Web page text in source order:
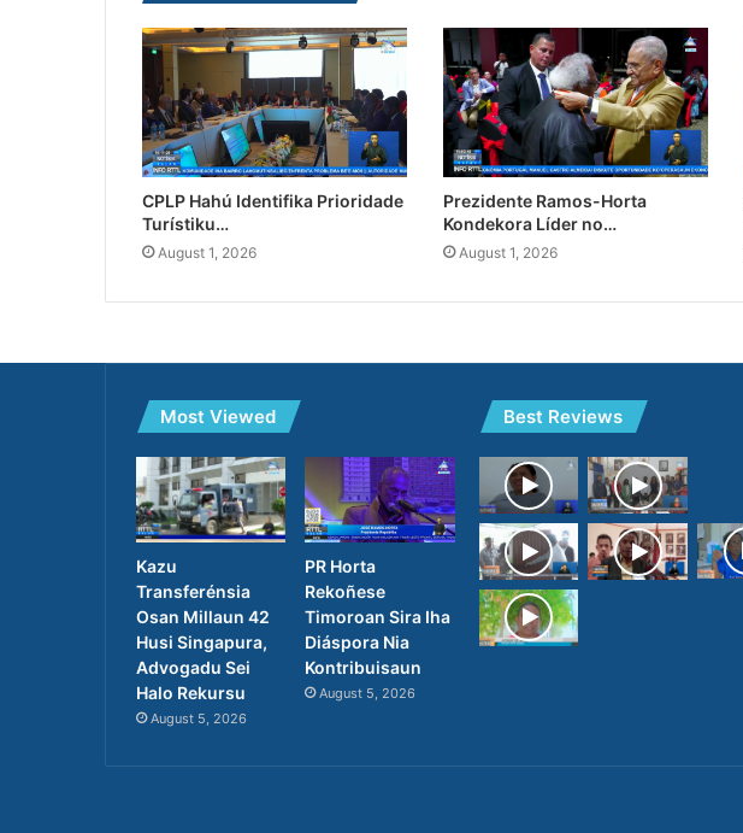
CPLP Hahú Identifika Prioridade
Turístiku…
August 1, 2026
Prezidente Ramos-Horta
Kondekora Líder no…
August 1, 2026
Most Viewed
Kazu
Transferénsia
Osan Millaun 42
Husi Singapura,
Advogadu Sei
Halo Rekursu
August 5, 2026
PR Horta
Rekoñese
Timoroan Sira Iha
Diáspora Nia
Kontribuisaun
August 5, 2026
Best Reviews